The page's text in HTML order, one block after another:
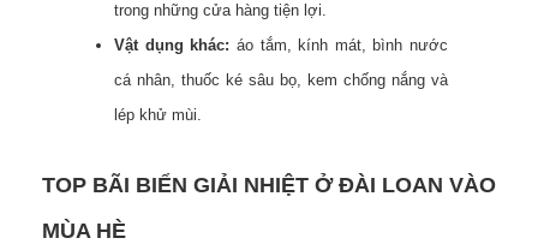
trong những cửa hàng tiện lợi.
Vật dụng khác: áo tắm, kính mát, bình nước
cá nhân, thuốc ké sâu bọ, kem chống nắng và
lép khử mùi.
TOP BÃI BIỂN GIẢI NHIỆT Ở ĐÀI LOAN VÀO
MÙA HÈ